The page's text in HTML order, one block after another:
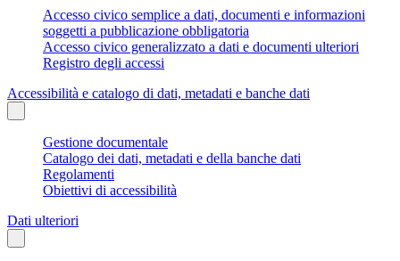
Accesso civico semplice a dati, documenti e informazioni
soggetti a pubblicazione obbligatoria
Accesso civico generalizzato a dati e documenti ulteriori
Registro degli accessi
Accessibilità e catalogo di dati, metadati e banche dati
Gestione documentale
Catalogo dei dati, metadati e della banche dati
Regolamenti
Obiettivi di accessibilità
Dati ulteriori